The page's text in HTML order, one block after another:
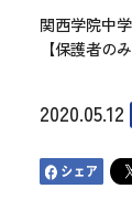
関西学院中
【保護者の
2020.05.12